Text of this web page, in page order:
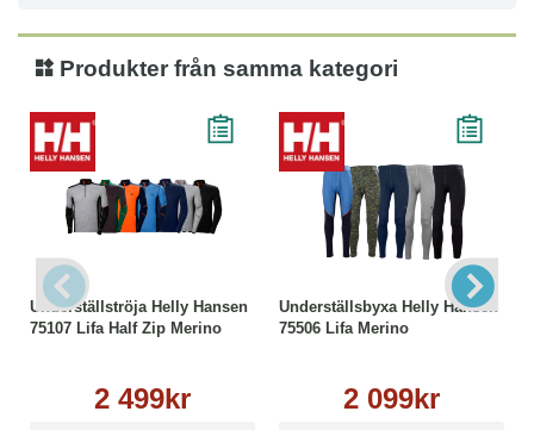
Strykning låg temperatur
Ej torktumling
Tål ej blekmedel
Produkter från samma kategori
Underställströja Helly Hansen
75107 Lifa Half Zip Merino
2 499kr
Underställsbyxa Helly Hansen
75506 Lifa Merino
2 099kr